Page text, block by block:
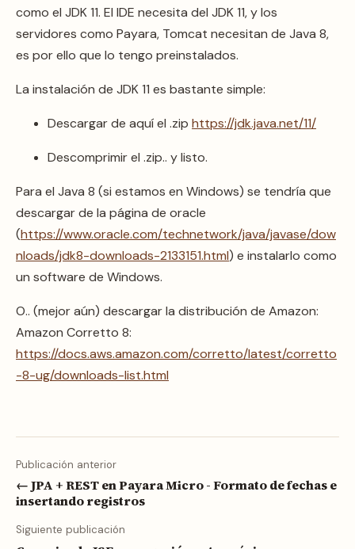
como el JDK 11. El IDE necesita del JDK 11, y los
servidores como Payara, Tomcat necesitan de Java 8,
es por ello que lo tengo preinstalados.
La instalación de JDK 11 es bastante simple:
Descargar de aquí el .zip https://jdk.java.net/11/
Descomprimir el .zip.. y listo.
Para el Java 8 (si estamos en Windows) se tendría que
descargar de la página de oracle
(https://www.oracle.com/technetwork/java/javase/dow
nloads/jdk8-downloads-2133151.html) e instalarlo como
un software de Windows.
O.. (mejor aún) descargar la distribución de Amazon:
Amazon Corretto 8:
https://docs.aws.amazon.com/corretto/latest/corretto
-8-ug/downloads-list.html
Publicación anterior
← JPA + REST en Payara Micro - Formato de fechas e
insertando registros
Siguiente publicación